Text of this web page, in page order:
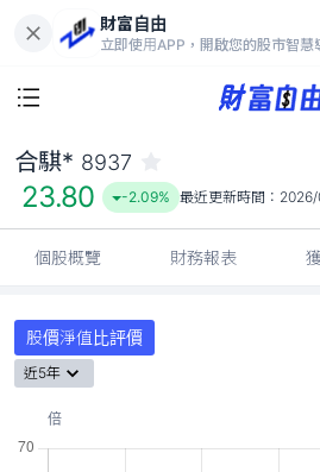
財富自由
立即使用APP，開啟您的股市智慧
23.80
-2.09%
合騏* 8937
23.80 -2.09% 最近更新時間：
個股概覽 財務報表
股價淨值比評價
近5年